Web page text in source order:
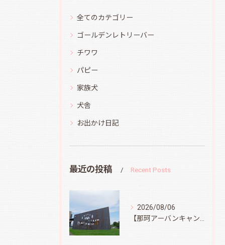
全てのカテゴリー
ゴールデンレトリーバー
チワワ
パピー
家族犬
犬舎
お出かけ日記
最近の投稿 Recent Posts
2026/08/06
【那珂アーバンキャンプフィールド】